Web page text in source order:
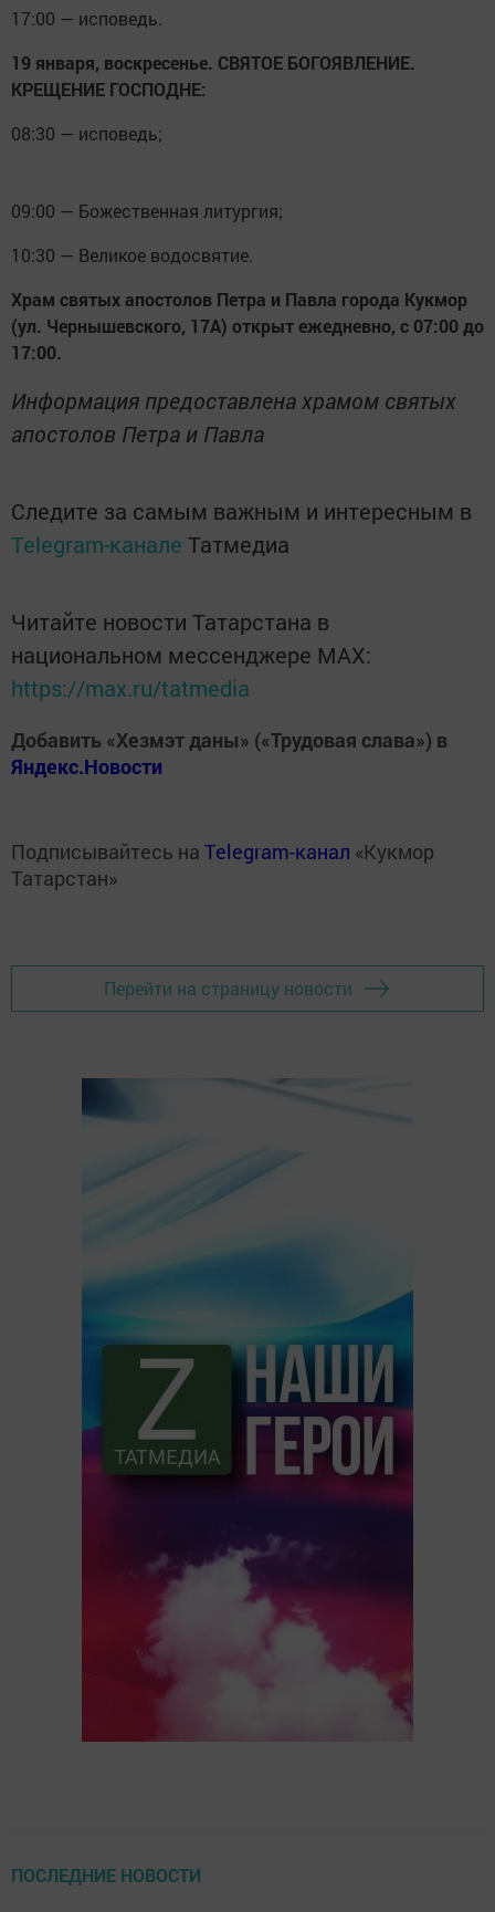
17:00 — исповедь.
19 января, воскресенье. СВЯТОЕ БОГОЯВЛЕНИЕ.
КРЕЩЕНИЕ ГОСПОДНЕ:
08:30 — исповедь;
09:00 — Божественная литургия;
10:30 — Великое водосвятие.
Храм святых апостолов Петра и Павла города Кукмор
(ул. Чернышевского, 17А) открыт ежедневно, с 07:00 до
17:00.
Информация предоставлена храмом святых
апостолов Петра и Павла
Следите за самым важным и интересным в
Telegram-канале Татмедиа
Читайте новости Татарстана в
национальном мессенджере MАХ:
https://max.ru/tatmedia
Добавить «Хезмэт даны» («Трудовая слава») в
Яндекс.Новости
Подписывайтесь на Telegram-канал «Кукмор
Татарстан»
Перейти на страницу новости
ПОСЛЕДНИЕ НОВОСТИ